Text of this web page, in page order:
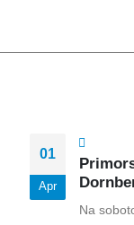
01
Apr
Na